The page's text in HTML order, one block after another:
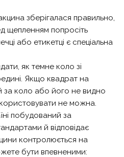
зберігалася правильно,
щепленням попросіть
або етикетці є спеціальна
як темне коло зі
Якщо квадрат на
за коло або його не видно
не можна.
побудований за
й відповідає
контролюється на
бути впевненими: